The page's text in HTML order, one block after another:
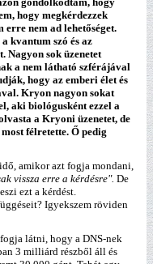
hogy megkérdezzek
nem ad lehetőséget.
kvantum szó és az
Nagyon sok üzenetet
a nem látható szférájával
hogy az emberi élet és
Kryon nagyon sokat
aki biológusként ezzel a
a Kryoni üzenetet, de
félretette. Ő pedig
amikor azt fogja mondani,
vissza erre a kérdésre". De
ezt a kérdést.
Igyekszem röviden
látni, hogy a DNS-nek
3 milliárd részből áll és